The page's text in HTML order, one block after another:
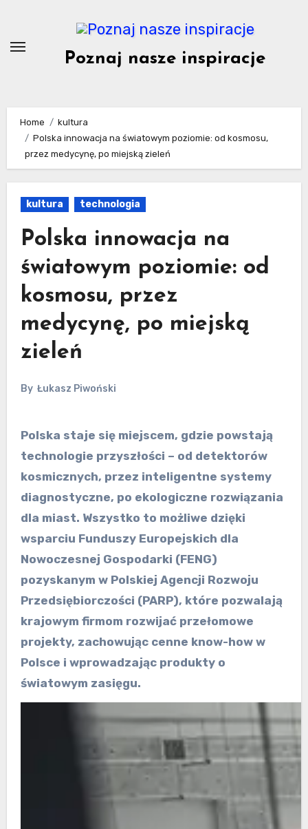
content
Poznaj nasze inspiracje
Home
kultura
Polska innowacja na światowym poziomie: od kosmosu,
przez medycynę, po miejską zieleń
kultura technologia
Polska innowacja na
światowym poziomie: od
kosmosu, przez
medycynę, po miejską
zieleń
By Łukasz Piwoński
Polska staje się miejscem, gdzie powstają
technologie przyszłości – od detektorów
kosmicznych, przez inteligentne systemy
diagnostyczne, po ekologiczne rozwiązania
dla miast. Wszystko to możliwe dzięki
wsparciu Funduszy Europejskich dla
Nowoczesnej Gospodarki (FENG)
pozyskanym w Polskiej Agencji Rozwoju
Przedsiębiorczości (PARP), które pozwalają
krajowym firmom rozwijać przełomowe
projekty, zachowując cenne know-how w
Polsce i wprowadzając produkty o
światowym zasięgu.